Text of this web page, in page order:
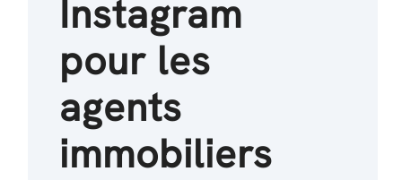
Instagram
pour les
agents
immobiliers